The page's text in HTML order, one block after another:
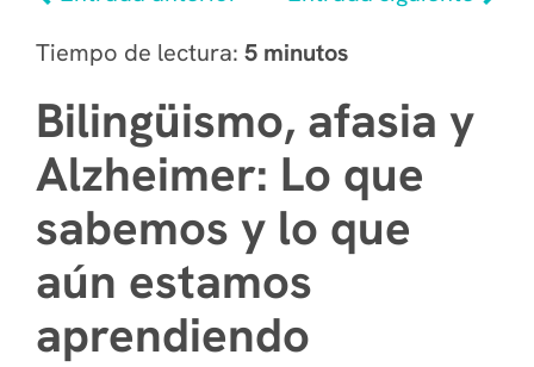
Tiempo de lectura: 5 minutos
Bilingüismo, afasia y
Alzheimer: Lo que
sabemos y lo que
aún estamos
aprendiendo